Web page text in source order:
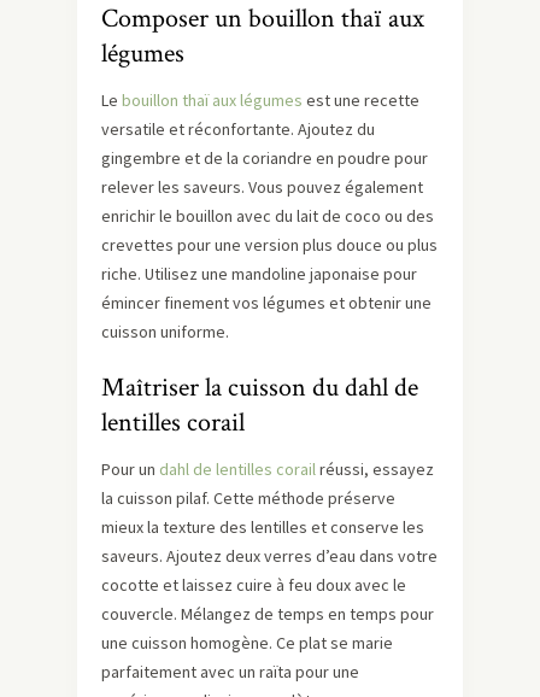
Composer un bouillon thaï aux
légumes
Le bouillon thaï aux légumes est une recette
versatile et réconfortante. Ajoutez du
gingembre et de la coriandre en poudre pour
relever les saveurs. Vous pouvez également
enrichir le bouillon avec du lait de coco ou des
crevettes pour une version plus douce ou plus
riche. Utilisez une mandoline japonaise pour
émincer finement vos légumes et obtenir une
cuisson uniforme.
Maîtriser la cuisson du dahl de
lentilles corail
Pour un dahl de lentilles corailréussi, essayez
la cuisson pilaf. Cette méthode préserve
mieux la texture des lentilles et conserve les
saveurs. Ajoutez deux verres d’eau dans votre
cocotte et laissez cuire à feu doux avec le
couvercle. Mélangez de temps en temps pour
une cuisson homogène. Ce plat se marie
parfaitement avec un raïta pour une